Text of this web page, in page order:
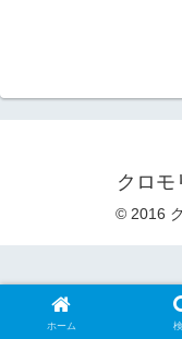
クロモ
© 2016
ホーム